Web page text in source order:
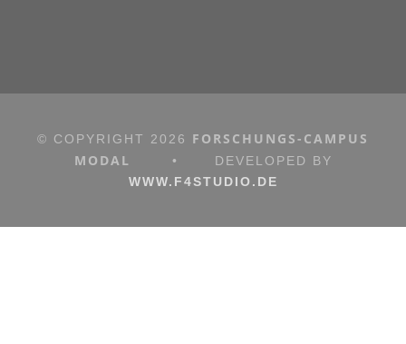
© COPYRIGHT 2026 FORSCHUNGS-CAMPUS
MODAL
•
DEVELOPED BY
WWW.F4STUDIO.DE